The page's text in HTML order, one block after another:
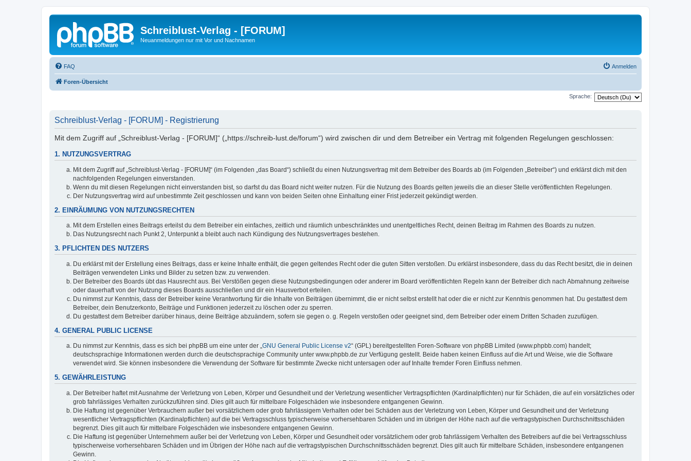
Schreiblust-Verlag - [FORUM]
Neuanmeldungen nur mit Vor und Nachnamen
FAQ Anmelden
Foren-Übersicht
Sprache:
Schreiblust-Verlag - [FORUM] - Registrierung
Mit dem Zugriff auf „Schreiblust-Verlag - [FORUM]“ („https://schreib-lust.de/forum“) wird zwischen dir und dem Betreiber ein Vertrag mit folgenden Regelungen geschlossen:
1. NUTZUNGSVERTRAG
Mit dem Zugriff auf „Schreiblust-Verlag - [FORUM]“ (im Folgenden „das Board“) schließt du einen Nutzungsvertrag mit dem Betreiber des Boards ab (im Folgenden „Betreiber“) und erklärst dich mit den
nachfolgenden Regelungen einverstanden.
Wenn du mit diesen Regelungen nicht einverstanden bist, so darfst du das Board nicht weiter nutzen. Für die Nutzung des Boards gelten jeweils die an dieser Stelle veröffentlichten Regelungen.
Der Nutzungsvertrag wird auf unbestimmte Zeit geschlossen und kann von beiden Seiten ohne Einhaltung einer Frist jederzeit gekündigt werden.
2. EINRÄUMUNG VON NUTZUNGSRECHTEN
Mit dem Erstellen eines Beitrags erteilst du dem Betreiber ein einfaches, zeitlich und räumlich unbeschränktes und unentgeltliches Recht, deinen Beitrag im Rahmen des Boards zu nutzen.
Das Nutzungsrecht nach Punkt 2, Unterpunkt a bleibt auch nach Kündigung des Nutzungsvertrages bestehen.
3. PFLICHTEN DES NUTZERS
Du erklärst mit der Erstellung eines Beitrags, dass er keine Inhalte enthält, die gegen geltendes Recht oder die guten Sitten verstoßen. Du erklärst insbesondere, dass du das Recht besitzt, die in deinen
Beiträgen verwendeten Links und Bilder zu setzen bzw. zu verwenden.
Der Betreiber des Boards übt das Hausrecht aus. Bei Verstößen gegen diese Nutzungsbedingungen oder anderer im Board veröffentlichten Regeln kann der Betreiber dich nach Abmahnung zeitweise
oder dauerhaft von der Nutzung dieses Boards ausschließen und dir ein Hausverbot erteilen.
Du nimmst zur Kenntnis, dass der Betreiber keine Verantwortung für die Inhalte von Beiträgen übernimmt, die er nicht selbst erstellt hat oder die er nicht zur Kenntnis genommen hat. Du gestattest dem
Betreiber, dein Benutzerkonto, Beiträge und Funktionen jederzeit zu löschen oder zu sperren.
Du gestattest dem Betreiber darüber hinaus, deine Beiträge abzuändern, sofern sie gegen o. g. Regeln verstoßen oder geeignet sind, dem Betreiber oder einem Dritten Schaden zuzufügen.
4. GENERAL PUBLIC LICENSE
Du nimmst zur Kenntnis, dass es sich bei phpBB um eine unter der „GNU General Public License v2“ (GPL) bereitgestellten Foren-Software von phpBB Limited (www.phpbb.com) handelt;
deutschsprachige Informationen werden durch die deutschsprachige Community unter www.phpbb.de zur Verfügung gestellt. Beide haben keinen Einfluss auf die Art und Weise, wie die Software
verwendet wird. Sie können insbesondere die Verwendung der Software für bestimmte Zwecke nicht untersagen oder auf Inhalte fremder Foren Einfluss nehmen.
5. GEWÄHRLEISTUNG
Der Betreiber haftet mit Ausnahme der Verletzung von Leben, Körper und Gesundheit und der Verletzung wesentlicher Vertragspflichten (Kardinalpflichten) nur für Schäden, die auf ein vorsätzliches oder
grob fahrlässiges Verhalten zurückzuführen sind. Dies gilt auch für mittelbare Folgeschäden wie insbesondere entgangenen Gewinn.
Die Haftung ist gegenüber Verbrauchern außer bei vorsätzlichem oder grob fahrlässigem Verhalten oder bei Schäden aus der Verletzung von Leben, Körper und Gesundheit und der Verletzung
wesentlicher Vertragspflichten (Kardinalpflichten) auf die bei Vertragsschluss typischerweise vorhersehbaren Schäden und im übrigen der Höhe nach auf die vertragstypischen Durchschnittsschäden
begrenzt. Dies gilt auch für mittelbare Folgeschäden wie insbesondere entgangenen Gewinn.
Die Haftung ist gegenüber Unternehmern außer bei der Verletzung von Leben, Körper und Gesundheit oder vorsätzlichem oder grob fahrlässigem Verhalten des Betreibers auf die bei Vertragsschluss
typischerweise vorhersehbaren Schäden und im Übrigen der Höhe nach auf die vertragstypischen Durchschnittsschäden begrenzt. Dies gilt auch für mittelbare Schäden, insbesondere entgangenen
Gewinn.